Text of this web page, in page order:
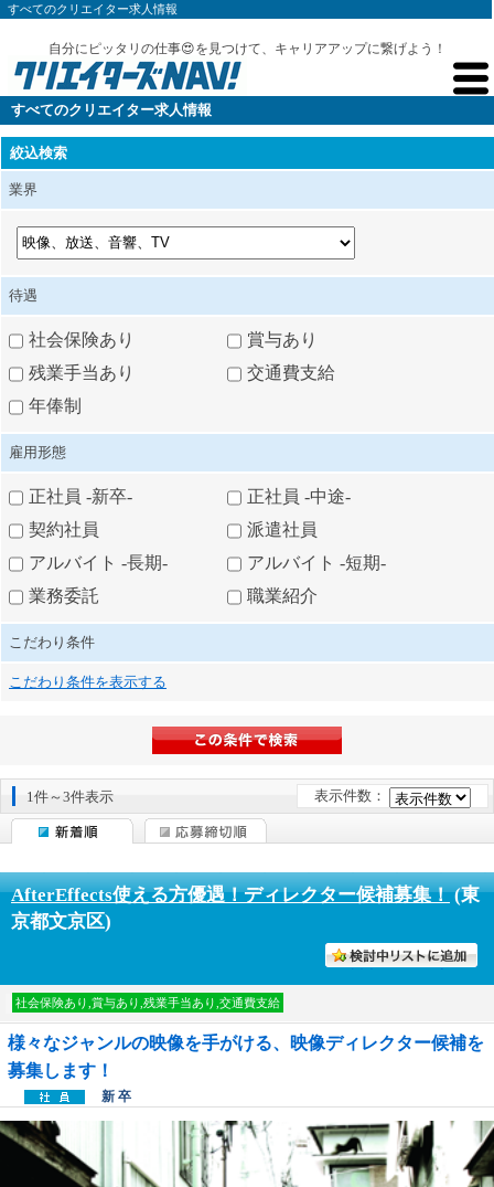
すべてのクリエイター求人情報
自分にピッタリの仕事😍を見つけて、キャリアアップに繋げよう！
すべてのクリエイター求人情報
絞込検索
業界
待遇
社会保険あり
賞与あり
残業手当あり
交通費支給
年俸制
雇用形態
正社員 -新卒-
正社員 -中途-
契約社員
派遣社員
アルバイト -長期-
アルバイト -短期-
業務委託
職業紹介
こだわり条件
こだわり条件を表示する
1件～3件表示 表示件数：
AfterEffects使える方優遇！ディレクター候補募集！(東
京都文京区)
社会保険あり,賞与あり,残業手当あり,交通費支給
様々なジャンルの映像を手がける、映像ディレクター候補を
募集します！
新 卒